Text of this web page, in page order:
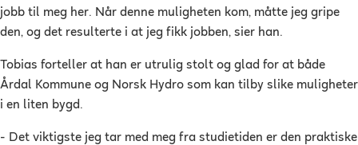
jobb til meg her. Når denne muligheten kom, måtte jeg gripe
den, og det resulterte i at jeg fikk jobben, sier han.
Tobias forteller at han er utrulig stolt og glad for at både
Årdal Kommune og Norsk Hydro som kan tilby slike muligheter
i en liten bygd.
- Det viktigste jeg tar med meg fra studietiden er den praktiske